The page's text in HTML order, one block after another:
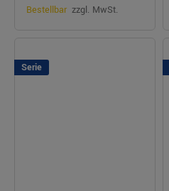
Bestellbar zzgl. MwSt.
Serie